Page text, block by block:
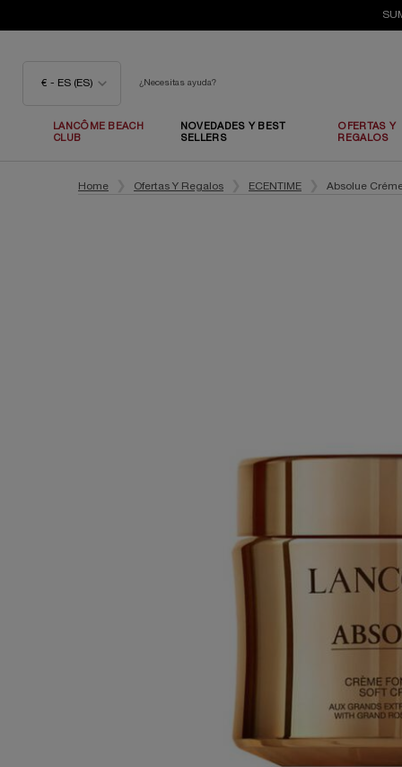
€ - ES (ES) ¿Necesitas ayuda?
LANCÔME BEACH
CLUB
NOVEDADES Y BEST
SELLERS
OFERTAS Y
REGALOS
Home
Ofertas Y Regalos ECENTIME Absolue